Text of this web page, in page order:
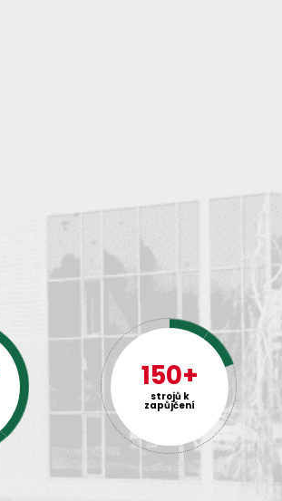
150+
strojů k
zapůjčení